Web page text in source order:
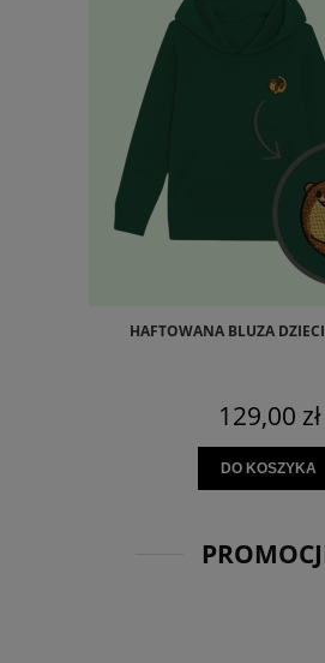
HAFTOWANA BLUZA
129,00 zł
DO KOSZYKA